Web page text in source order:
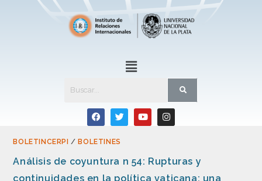
BOLETINCERPI / BOLETINES
Análisis de coyuntura n 54: Rupturas y
continuidades en la política vaticana: una